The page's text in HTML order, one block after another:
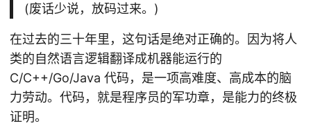
(废话少说，放码过来。)
在过去的三十年里，这句话是绝对正确的。因为将人
类的自然语言逻辑翻译成机器能运行的
C/C++/Go/Java 代码，是一项高难度、高成本的脑
力劳动。代码，就是程序员的军功章，是能力的终极
证明。